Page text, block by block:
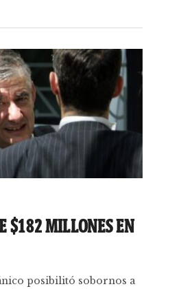
$182 MILLONES EN
posibilitó sobornos a